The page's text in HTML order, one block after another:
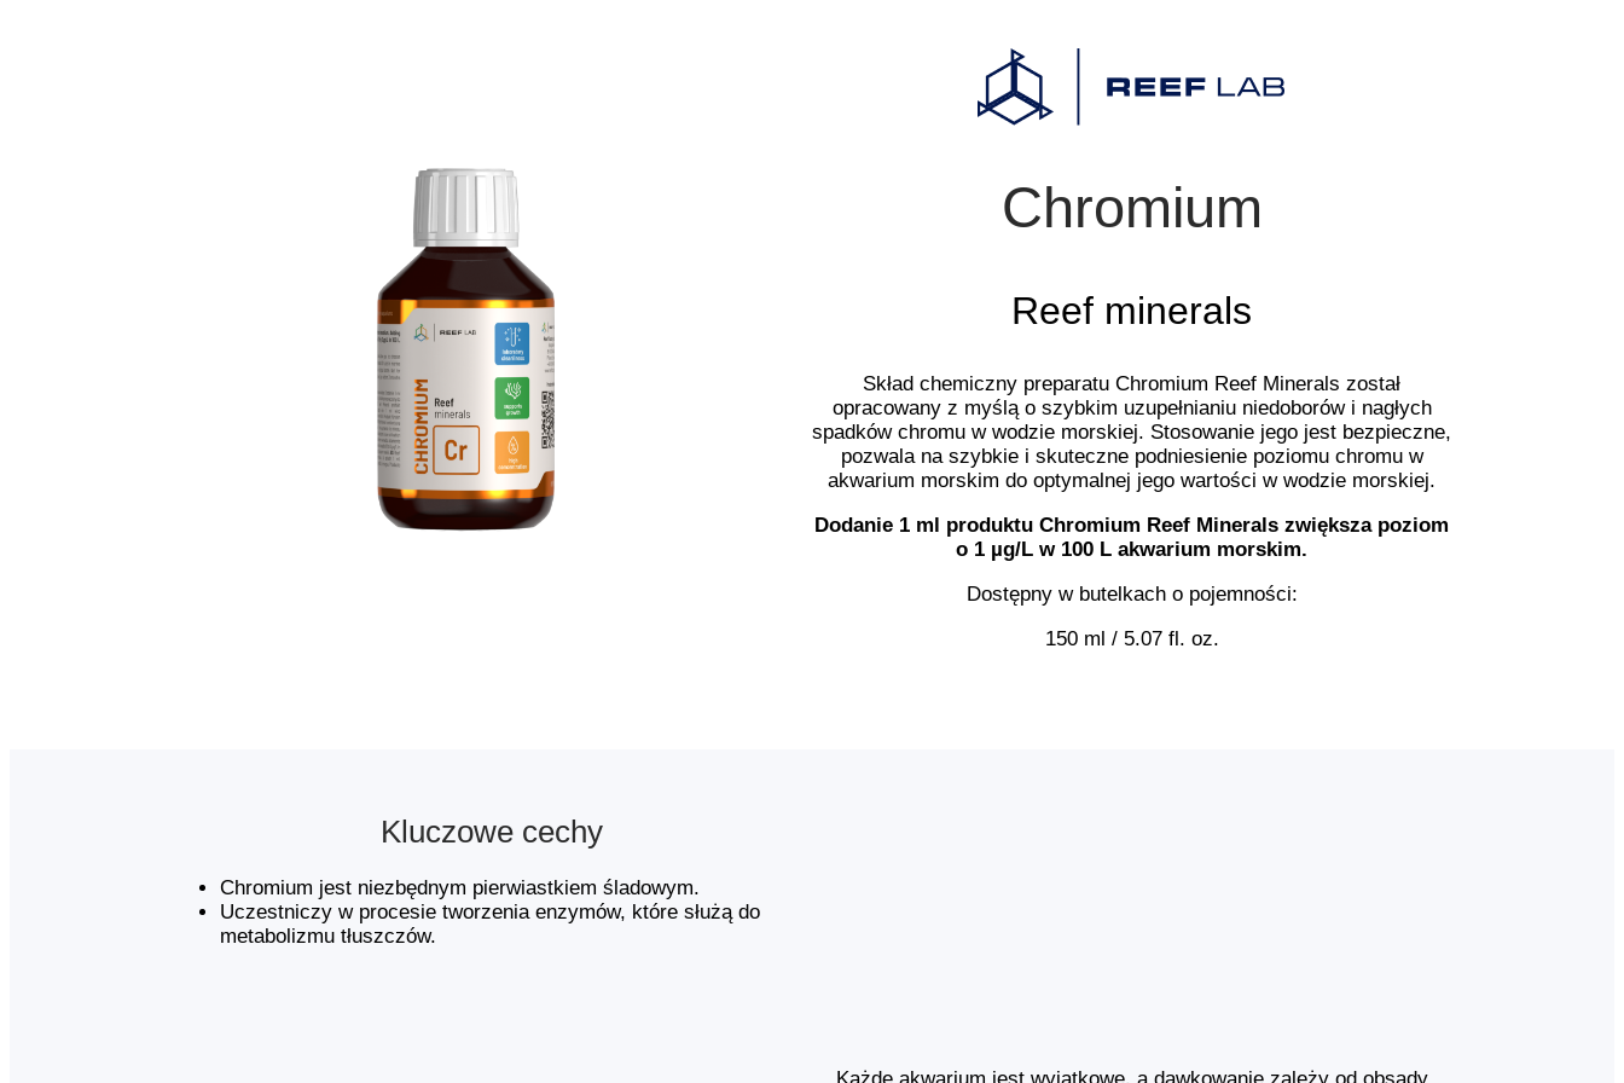
Chromium
Reef minerals
Skład chemiczny preparatu Chromium Reef Minerals został
opracowany z myślą o szybkim uzupełnianiu niedoborów i nagłych
spadków chromu w wodzie morskiej. Stosowanie jego jest bezpieczne,
pozwala na szybkie i skuteczne podniesienie poziomu chromu w
akwarium morskim do optymalnej jego wartości w wodzie morskiej.
Dodanie 1 ml produktu Chromium Reef Minerals zwiększa poziom
o 1 µg/L w 100 L akwarium morskim.
Dostępny w butelkach o pojemności:
150 ml / 5.07 fl. oz.
Kluczowe cechy
Chromium jest niezbędnym pierwiastkiem śladowym.
Uczestniczy w procesie tworzenia enzymów, które służą do
metabolizmu tłuszczów.